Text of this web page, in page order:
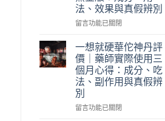
論
｜
實
測
韓
國
奇
力
法、效果與真假辨別
在
久
液
評
價
｜
藥
留言功能已關閉
一想就硬華佗神丹評
價｜藥師實際使用三
個月心得：成分、吃
法、副作用與真假辨
別
在
留言功能已關閉